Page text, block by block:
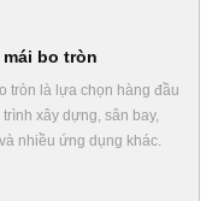
bo tròn
tròn là lựa chọn hàng đầu
xây dựng, sân bay,
nhiều ứng dụng khác.